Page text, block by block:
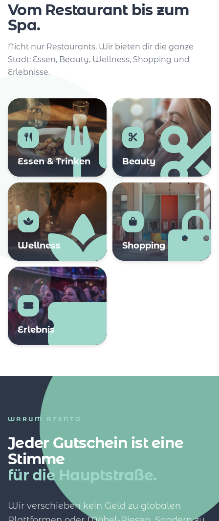
Vom Restaurant bis zum
Spa.
Nicht nur Restaurants. Wir bieten dir die ganze
Stadt: Essen, Beauty, Wellness, Shopping und
Erlebnisse.
Essen & Trinken Beauty
Wellness Shopping
Erlebnis
WARUM ATENTO
Jeder Gutschein ist eine
Stimme
für die Hauptstraße.
Wir verschieben kein Geld zu globalen